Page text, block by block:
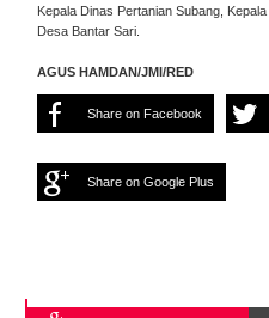
Kepala Dinas Pertanian Subang,
Desa Bantar Sari.
AGUS HAMDAN/JMI/RED
Share on Facebook
Share on Google Plus